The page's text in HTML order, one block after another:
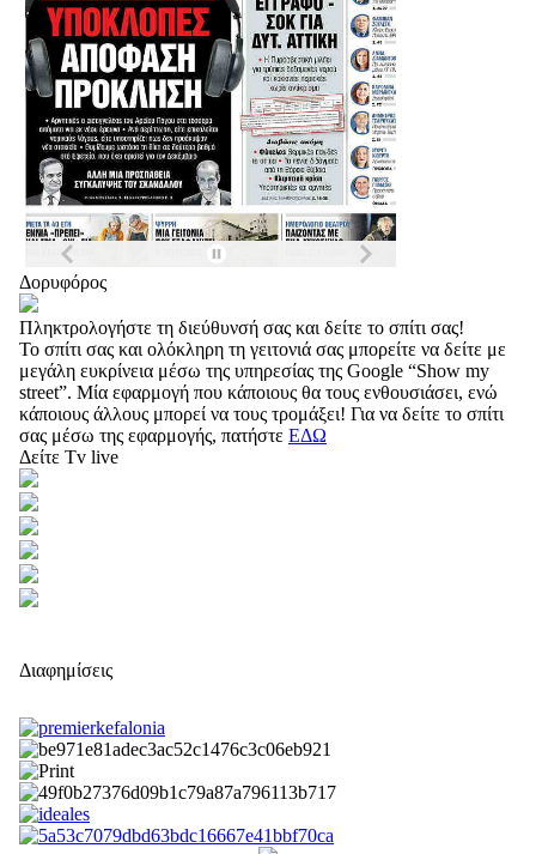
Δορυφόρος
Πληκτρολογήστε τη διεύθυνσή σας και δείτε το σπίτι σας!
Το σπίτι σας και ολόκληρη τη γειτονιά σας μπορείτε να δείτε με
μεγάλη ευκρίνεια μέσω της υπηρεσίας της Google “Show my
street”. Μία εφαρμογή που κάποιους θα τους ενθουσιάσει, ενώ
κάποιους άλλους μπορεί να τους τρομάξει! Για να δείτε το σπίτι
σας μέσω της εφαρμογής, πατήστε ΕΔΩ
Δείτε Tv live
Διαφημίσεις